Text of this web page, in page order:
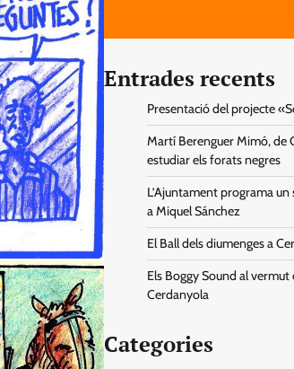
Entrades recents
Presentació del projecte
Martí Berenguer Mimó, de
estudiar els forats negres
L’Ajuntament programa
a Miquel Sánchez
El Ball dels diumenges a
Els Boggy Sound al
Cerdanyola
Categories